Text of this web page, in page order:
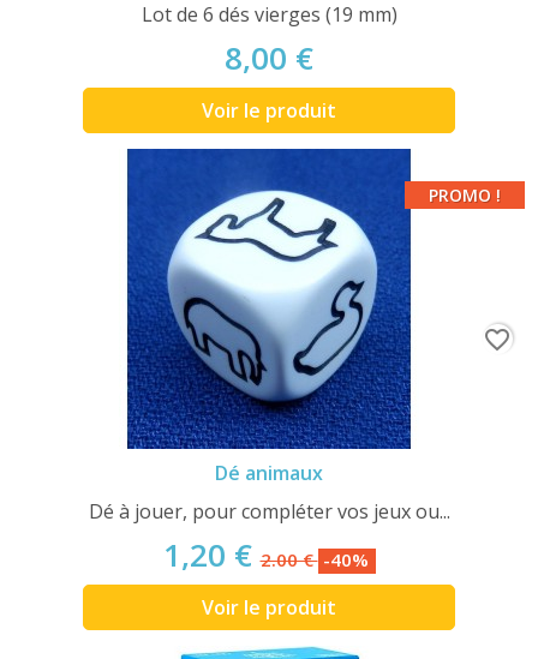
Lot de 6 dés vierges (19 mm)
8,00 €
Voir le produit
Dé animaux
Dé à jouer, pour compléter vos jeux ou...
1,20 €2.00 € -40%
Voir le produit
PROMO !
favorite_border